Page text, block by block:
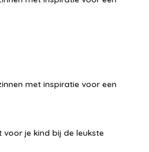
met inspiratie voor een
voor je kind bij de leukste